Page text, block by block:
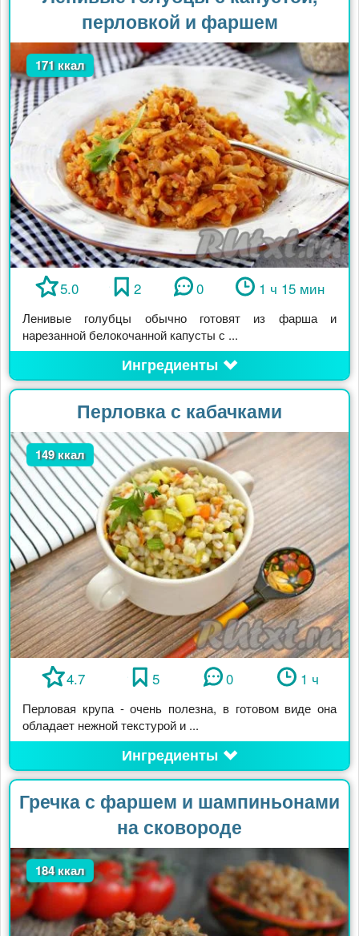
перловкой и фаршем
171 ккал
5.0 2 0 1 ч 15 мин
Ленивые голубцы обычно готовят из фарша и
нарезанной белокочанной капусты с ...
Ингредиенты
Перловка с кабачками
149 ккал
4.7 5 0 1 ч
Перловая крупа - очень полезна, в готовом виде она
обладает нежной текстурой и ...
Ингредиенты
Гречка с фаршем и шампиньонами
на сковороде
184 ккал